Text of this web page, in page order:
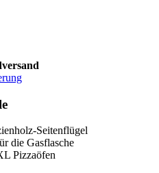
Seitenflügel
die Gasflasche
Pizzaöfen